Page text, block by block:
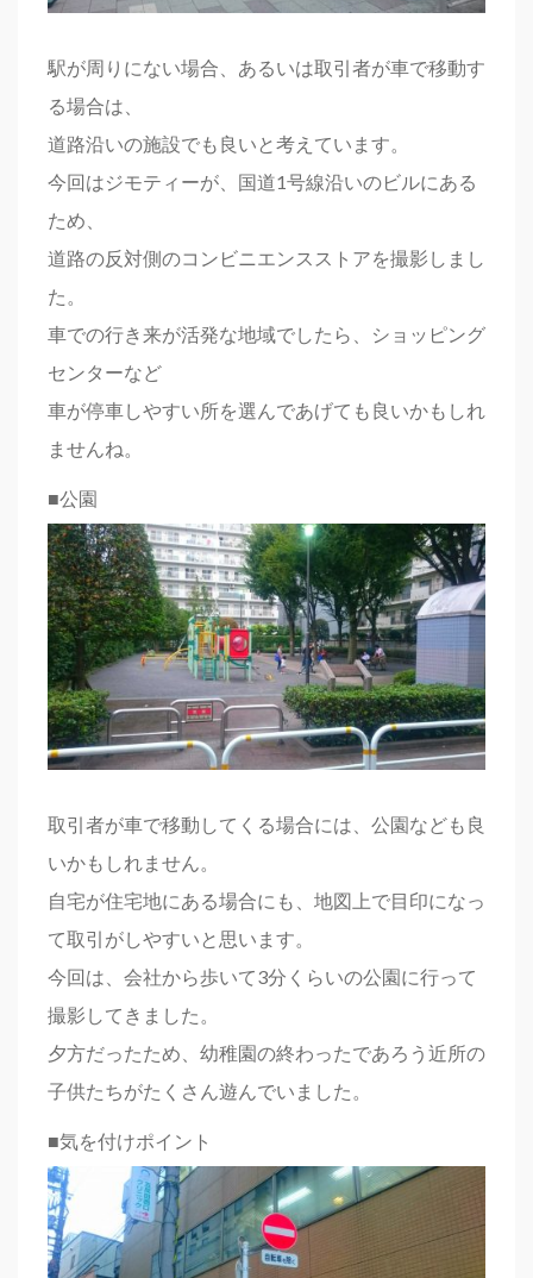
駅が周りにない場合、あるいは取引者が車で移動す
る場合は、
道路沿いの施設でも良いと考えています。
今回はジモティーが、国道1号線沿いのビルにある
ため、
道路の反対側のコンビニエンスストアを撮影しまし
た。
車での行き来が活発な地域でしたら、ショッピング
センターなど
車が停車しやすい所を選んであげても良いかもしれ
ませんね。
■公園
取引者が車で移動してくる場合には、公園なども良
いかもしれません。
自宅が住宅地にある場合にも、地図上で目印になっ
て取引がしやすいと思います。
今回は、会社から歩いて3分くらいの公園に行って
撮影してきました。
夕方だったため、幼稚園の終わったであろう近所の
子供たちがたくさん遊んでいました。
■気を付けポイント